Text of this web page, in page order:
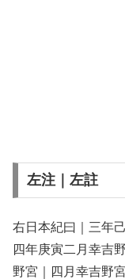
左注｜左註
右日本紀曰｜三年
四年庚寅二月幸吉
野宮｜四月幸吉野